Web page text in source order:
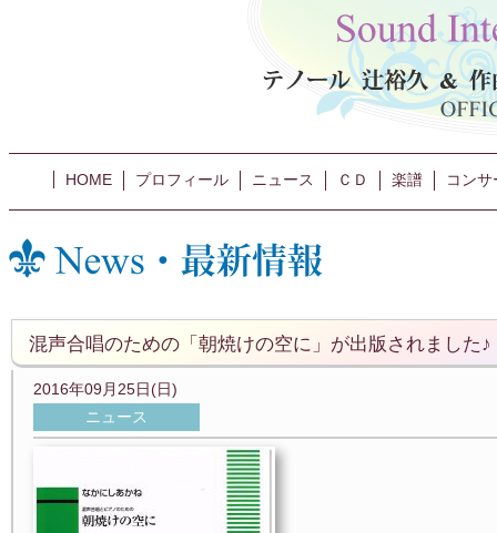
HOME プロフィール ニュース ＣＤ 楽譜 コン
混声合唱のための「朝焼けの空に」が出版されました♪
2016年09月25日(日)
ニュース